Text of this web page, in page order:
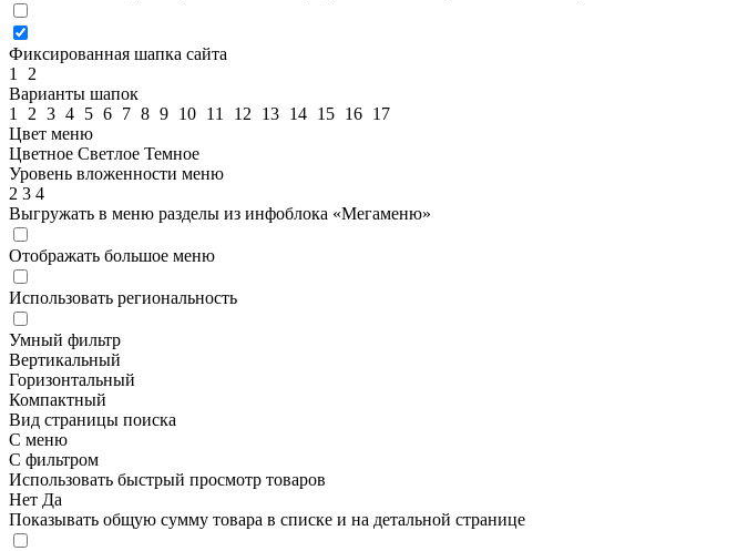
Фиксированная шапка сайта
1
2
Варианты шапок
1
2 3 4 5 6 7 8 9 10 11 12 13 14 15 16 17
Цвет меню
Цветное Светлое Темное
Уровень вложенности меню
2 3 4
Выгружать в меню разделы из инфоблока «Мегаменю»
Отображать большое меню
Использовать региональность
Умный фильтр
Вертикальный
Горизонтальный
Компактный
Вид страницы поиска
С меню
С фильтром
Использовать быстрый просмотр товаров
Нет Да
Показывать общую сумму товара в списке и на детальной странице